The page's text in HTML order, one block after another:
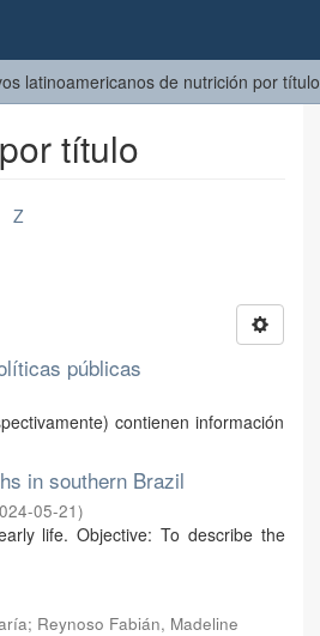
latinoamericanos de nutrición por título
título
Z
públicas
contienen información
in southern Brazil
05-21)
life. Objective: To describe the
; Reynoso Fabián, Madeline